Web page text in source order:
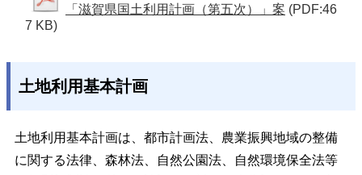
「滋賀県国土利用計画（第五次）」案 (PDF:46
7 KB)
土地利用基本計画
土地利用基本計画は、都市計画法、農業振興地域の整備
に関する法律、森林法、自然公園法、自然環境保全法等